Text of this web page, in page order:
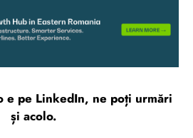
e pe LinkedIn, ne poți urmări
și acolo.